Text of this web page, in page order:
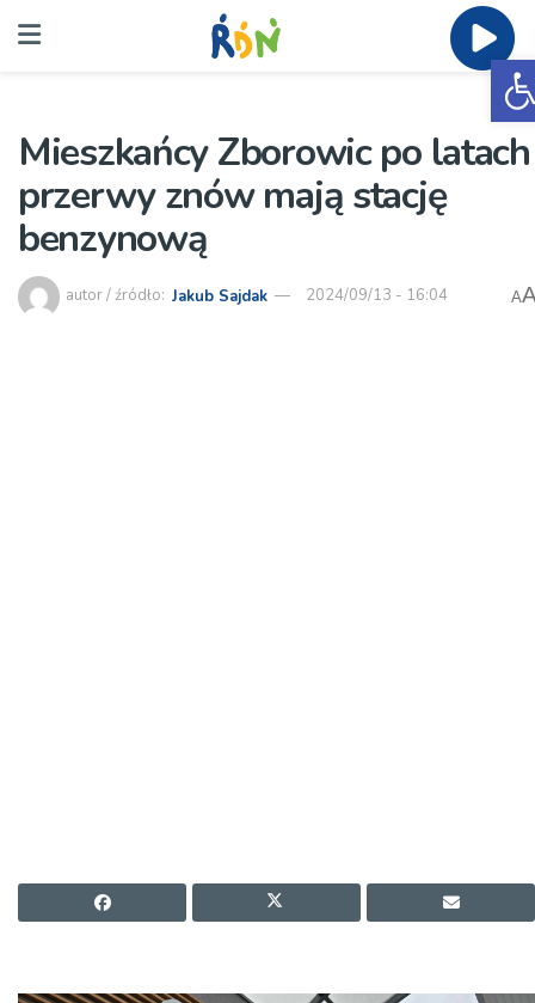
Mieszkańcy Zborowic po latach
przerwy znów mają stację
benzynową
autor / źródło: Jakub Sajdak 2024/09/13 - 16:04 A